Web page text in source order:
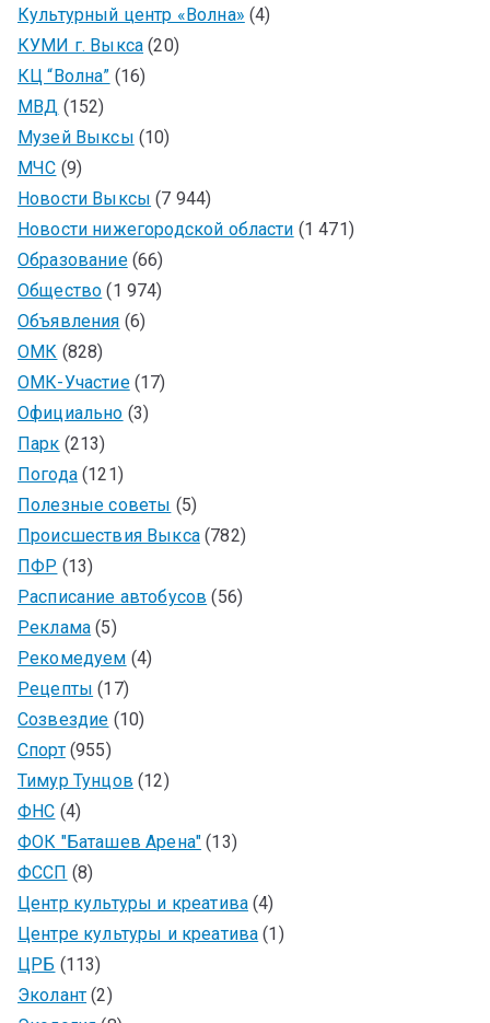
Культурный центр «Волна» (4)
КУМИ г. Выкса (20)
КЦ “Волна” (16)
МВД (152)
Музей Выксы (10)
МЧС (9)
Новости Выксы (7 944)
Новости нижегородской области (1 471)
Образование(66)
Общество (1 974)
Объявления (6)
ОМК (828)
ОМК-Участие(17)
Официально (3)
Парк (213)
Погода(121)
Полезные советы (5)
Происшествия Выкса(782)
ПФР (13)
Расписание автобусов (56)
Реклама (5)
Рекомедуем (4)
Рецепты (17)
Созвездие (10)
Спорт(955)
Тимур Тунцов (12)
ФНС (4)
ФОК "Баташев Арена" (13)
ФССП (8)
Центр культуры и креатива (4)
Центре культуры и креатива (1)
ЦРБ (113)
Эколант (2)